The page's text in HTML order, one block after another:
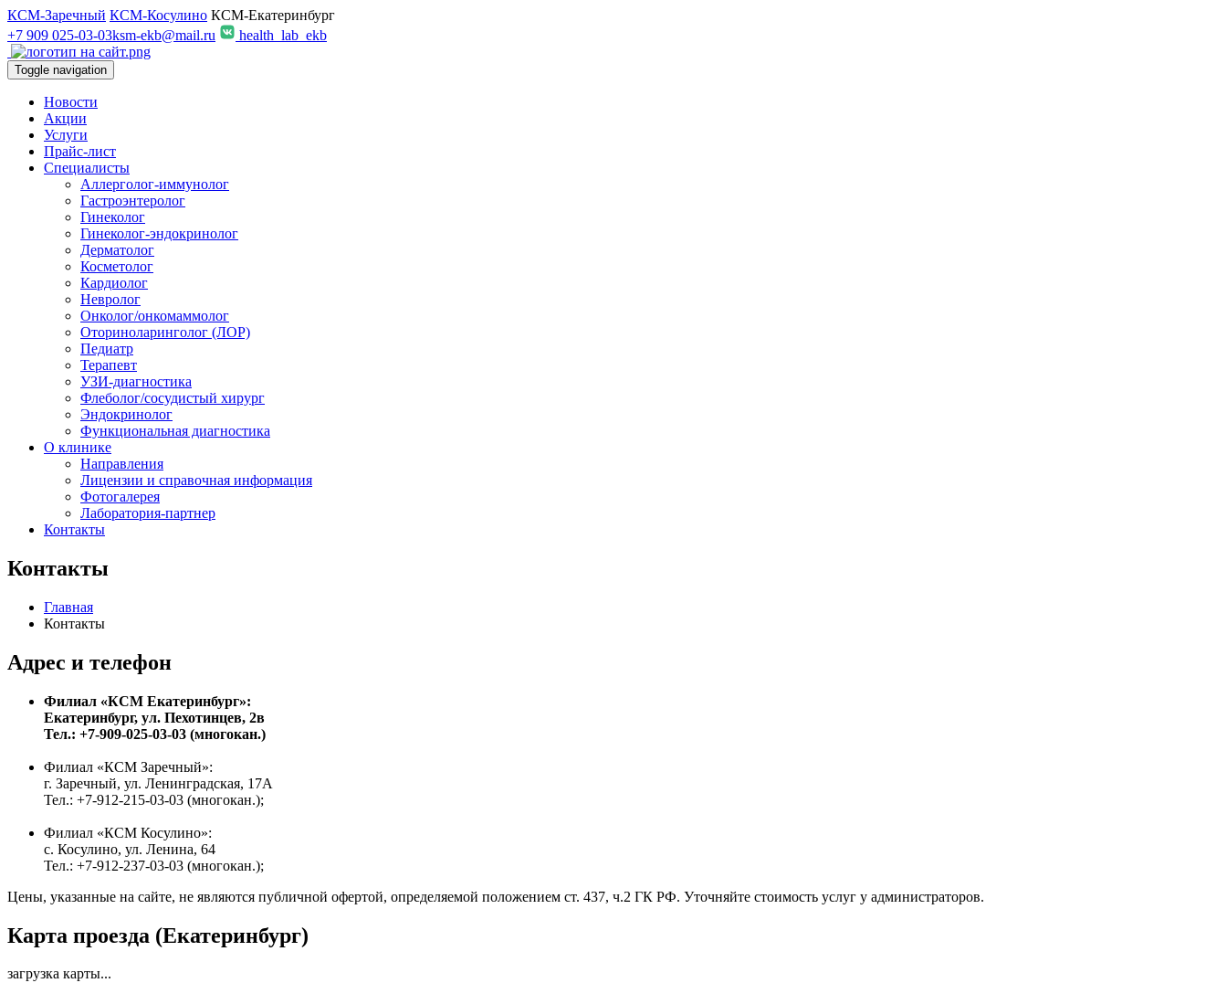
КСМ-Заречный КСМ-Косулино КСМ-Екатеринбург
+7 909 025-03-03ksm-ekb@mail.ru health_lab_ekb
Toggle navigation
Новости
Акции
Услуги
Прайс-лист
Специалисты
Аллерголог-иммунолог
Гастроэнтеролог
Гинеколог
Гинеколог-эндокринолог
Дерматолог
Косметолог
Кардиолог
Невролог
Онколог/онкомаммолог
Оториноларинголог (ЛОР)
Педиатр
Терапевт
УЗИ-диагностика
Флеболог/сосудистый хирург
Эндокринолог
Функциональная диагностика
О клинике
Направления
Лицензии и справочная информация
Фотогалерея
Лаборатория-партнер
Контакты
Контакты
Главная
Контакты
Адрес и телефон
Филиал «КСМ Екатеринбург»:
Екатеринбург, ул. Пехотинцев, 2в
Тел.: +7-909-025-03-03 (многокан.)
Филиал «КСМ Заречный»:
г. Заречный, ул. Ленинградская, 17А
Тел.: +7-912-215-03-03 (многокан.);
Филиал «КСМ Косулино»:
с. Косулино, ул. Ленина, 64
Тел.: +7-912-237-03-03 (многокан.);
Цены, указанные на сайте, не являются публичной офертой, определяемой положением ст. 437, ч.2 ГК РФ. Уточняйте стоимость услуг у администраторов.
Карта проезда (Екатеринбург)
загрузка карты...